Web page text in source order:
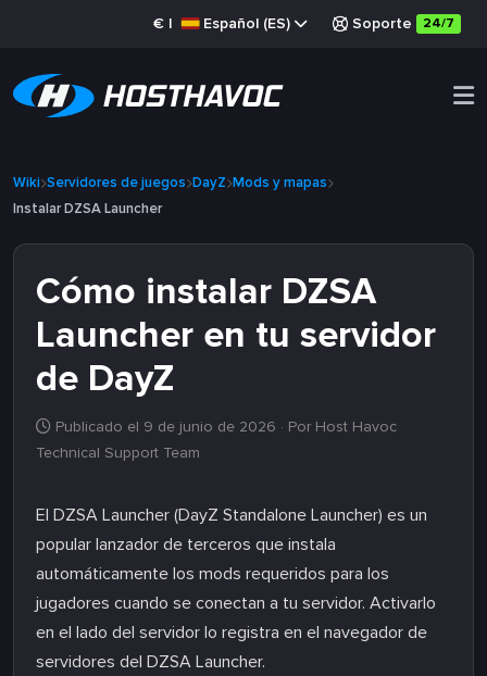
€ | Español (ES) Soporte 24/7
Wiki Servidores de juegos DayZ Mods y mapas
Instalar DZSA Launcher
Cómo instalar DZSA
Launcher en tu servidor
de DayZ
Publicado el 9 de junio de 2026 · Por Host Havoc
Technical Support Team
El DZSA Launcher (DayZ Standalone Launcher) es un
popular lanzador de terceros que instala
automáticamente los mods requeridos para los
jugadores cuando se conectan a tu servidor. Activarlo
en el lado del servidor lo registra en el navegador de
servidores del DZSA Launcher.